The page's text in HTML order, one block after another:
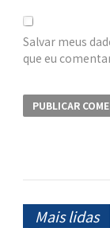
Salvar meus
que eu
Mais lidas